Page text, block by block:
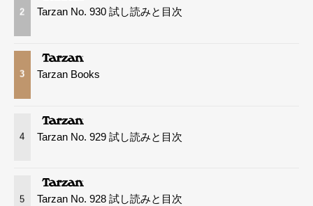
2 Tarzan No. 930 試し読みと目次
3 Tarzan Books
4 Tarzan No. 929 試し読みと目次
5 Tarzan No. 928 試し読みと目次